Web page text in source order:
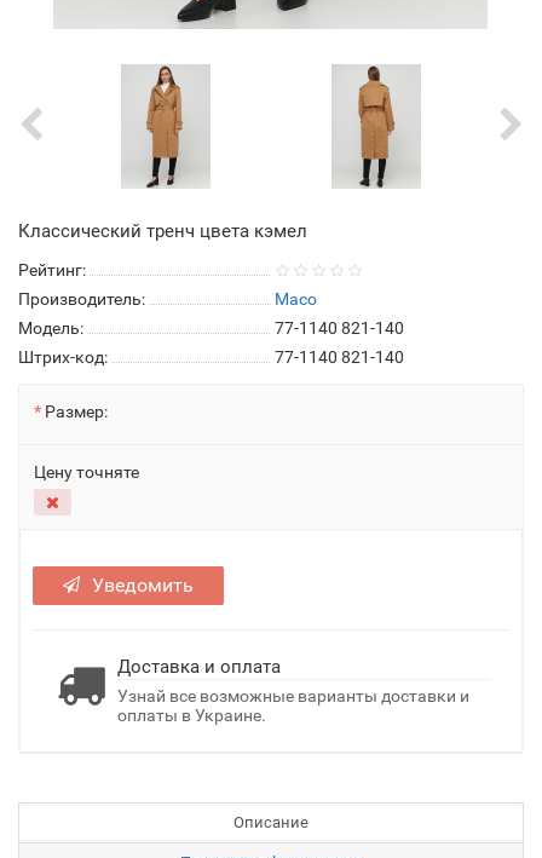
Классический тренч цвета кэмел
Рейтинг:
Производитель:
Maco
Модель:
77-1140 821-140
Штрих-код:
77-1140 821-140
Размер:
Цену точняте
Уведомить
Доставка и оплата
Узнай все возможные варианты доставки и
оплаты в Украине.
Описание